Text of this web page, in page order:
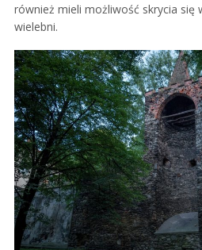
również mieli możliwość skrycia się
wielebni.